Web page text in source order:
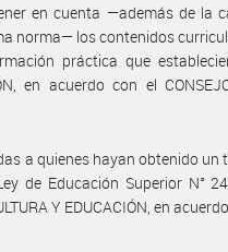
en cuenta —además de la
norma— los contenidos
práctica que
en acuerdo con el
a quienes hayan obtenido un
de Educación Superior N°
Y EDUCACIÓN, en